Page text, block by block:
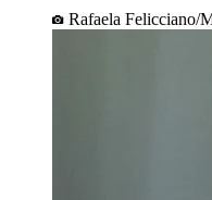
Rafaela Felicciano/